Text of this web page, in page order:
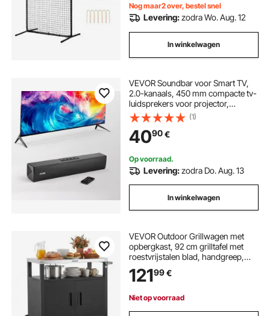
Nog maar2 over, bestel snel
Levering:zodra Wo. Aug. 12
In winkelwagen
VEVOR Soundbar voor Smart TV,
2.0-kanaals, 450 mm compacte tv-
luidsprekers voor projector,
Bluetooth AUX-aansluiting,
afstandsbediening, 80 W surround
sound-systeem voor pc-
hometheateraudio
(1)
4090€
Op voorraad.
Levering:zodra Do. Aug. 13
In winkelwagen
VEVOR Outdoor Grillwagen met
opbergkast, 92 cm grilltafel met
roestvrijstalen blad, handgreep,
wielen en flesopener, keukenwagen
& serveerwagen voor terras, tuin,
12199€
Niet op voorraad